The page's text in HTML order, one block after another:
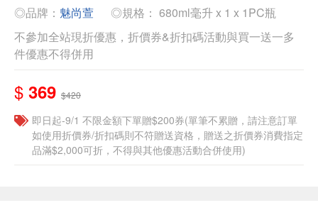
◎品牌： 魅尚萱
◎規格： 680ml毫升 x 1 x 1PC瓶
不參加全站現折優惠，折價券&折扣碼活動與買一送一多
件優惠不得併用
$ 369 $420
即日起-9/1 不限金額下單贈$200券(單筆不累贈，請注意訂單
如使用折價券/折扣碼則不符贈送資格，贈送之折價券消費指定
品滿$2,000可折，不得與其他優惠活動合併使用)